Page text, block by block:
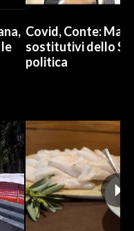
Covid, Conte: Mai
sostitutivi dello
politica